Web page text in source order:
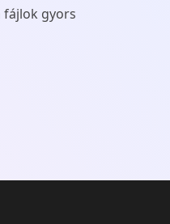
gyors